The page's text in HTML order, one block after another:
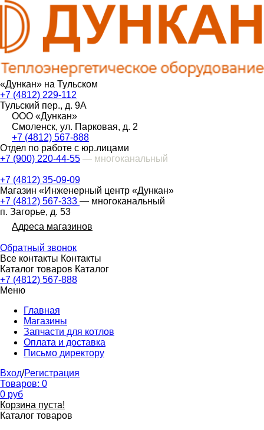
«Дункан» на Тульском
+7 (4812) 229-112
Тульский пер., д. 9А
ООО «Дункан»
Смоленск, ул. Парковая, д. 2
+7 (4812) 567-888
Отдел по работе с юр.лицами
+7 (900) 220-44-55 — многоканальный
+7 (4812) 35-09-09
Магазин «Инженерный центр «Дункан»
+7 (4812) 567-333 — многоканальный
п. Загорье, д. 53
Адреса магазинов
Обратный звонок
Все контакты Контакты
Каталог товаров Каталог
+7 (4812) 567-888
Меню
Главная
Магазины
Запчасти для котлов
Оплата и доставка
Письмо директору
Вход/Регистрация
Товаров: 0
0 руб
Корзина пуста!
Каталог товаров